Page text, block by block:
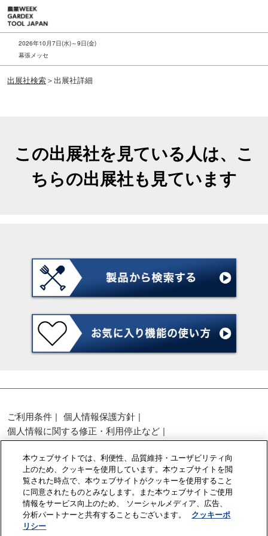
ス
キ
ッ
し
て
2026年10月7日(水)～9日(金)
幕張メッセ
出展社検索＞出展社詳細
この出展社を見ている人は、こ
ちらの出展社も見ています
ご利用条件
個人情報保護方針
個人情報に関する修正・利用停止など
展示会・セミナー参加ポリシー
カスタマーハラスメントに対する基本方針
クッキーポリシー
クッキーの設定
Copyright © RX Japan GK
本ウェブサイトでは、利便性、品質維持・ユーザビリティ向
上のため、クッキーを使用しています。本ウェブサイトを閲
覧された時点で、本ウェブサイトがクッキーを使用すること
に同意されたものとみなします。また本ウェブサイトご使用
情報をサービス向上のため、 ソーシャルメディア、広告、
分析パートナーと共有することもございます。
クッキーポ
リシー